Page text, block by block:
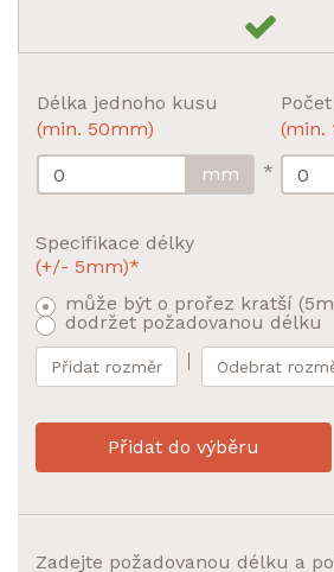
Délka jednoho kusu
(min. 50mm)
mm
*
(min.
Specifikace délky
(+/- 5mm)*
může být o prořez kratší
dodržet požadovanou délku
Přidat rozměr Odebrat
Přidat do výběru
Zadejte požadovanou délku a